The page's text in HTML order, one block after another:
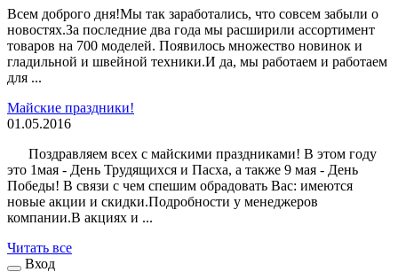
Всем доброго дня!Мы так заработались, что совсем забыли о
новостях.За последние два года мы расширили ассортимент
товаров на 700 моделей. Появилось множество новинок и
гладильной и швейной техники.И да, мы работаем и работаем
для ...
Майские праздники!
01.05.2016
Поздравляем всех с майскими праздниками! В этом году
это 1мая - День Трудящихся и Пасха, а также 9 мая - День
Победы! В связи с чем спешим обрадовать Вас: имеются
новые акции и скидки.Подробности у менеджеров
компании.В акциях и ...
Читать все
Вход